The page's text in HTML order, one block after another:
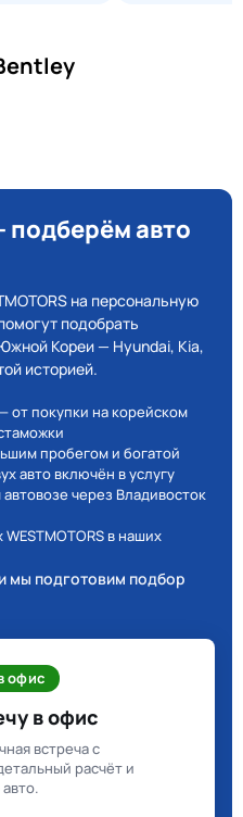
подберём авто
на персональную
подобрать
Кореи — Hyundai, Kia,
историей.
от покупки на корейском
пробегом и богатой
авто включён в услугу
через Владивосток
в наших
мы подготовим подбор
офис
в офис
встреча с
расчёт и